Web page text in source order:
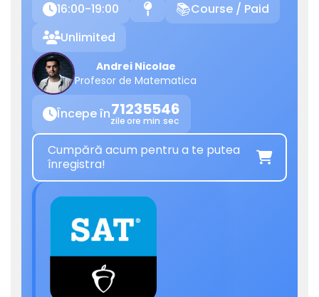
16:00-19:00 📍 📚Course / Paid
Unlimited
Andrei Nicolae
Profesor de Matematica
Începe în71
zile
23
ore
55
min
46
sec
Cumpără acum pentru a te putea
înregistra!
